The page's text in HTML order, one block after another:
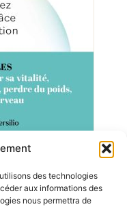
des technologies
aux informations des
nous permettra de
votre santé de